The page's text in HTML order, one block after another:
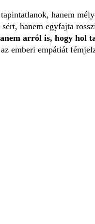
hanem
hanem egyfajta
arról is, hogy
emberi empátiát